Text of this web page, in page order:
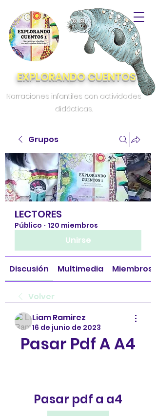
EXPLORANDO CUENTOS
Narraciones infantiles con actividades
didácticas.
Grupos
LECTORES
Público · 120 miembros
Unirse
Discusión Multimedia Miembros
Volver
Liam Ramirez
16 de junio de 2023
Pasar Pdf A A4
Pasar pdf a a4